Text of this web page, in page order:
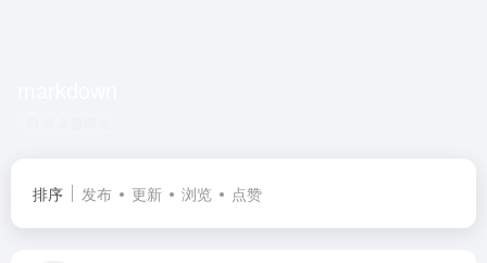
排序 发布 更新 浏览 点赞